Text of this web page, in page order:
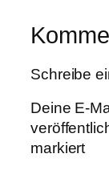
Schreibe
Deine E-
markiert